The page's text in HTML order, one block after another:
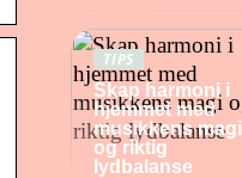
TIPS
Skap harmoni i
hjemmet med
musikkens magi
og riktig
lydbalanse